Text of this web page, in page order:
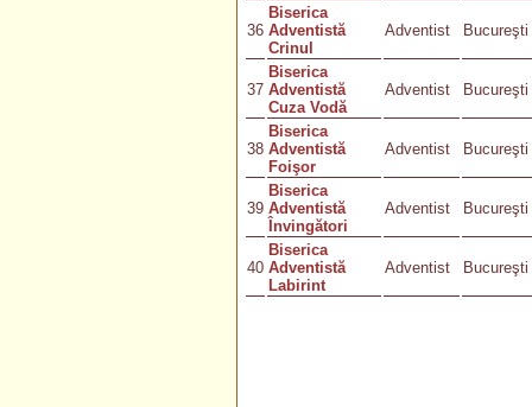
36
Biserica
Adventistă
Crinul
Adventist Bucureşti
37
Biserica
Adventistă
Cuza Vodă
Adventist Bucureşti
38
Biserica
Adventistă
Foişor
Adventist Bucureşti
39
Biserica
Adventistă
Învingători
Adventist Bucureşti
40
Biserica
Adventistă
Labirint
Adventist Bucureşti